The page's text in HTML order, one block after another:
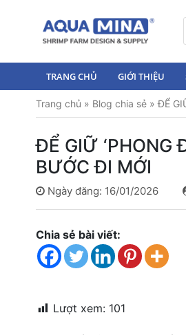
Ventek
TRANG CHỦ GIỚI THIỆU
Trang chủ » Blog chia sẻ »ĐỂ
ĐỂ GIỮ ‘PHONG
BƯỚC ĐI MỚI
Ngày đăng: 16/01/2026
Chia sẻ bài viết:
Lượt xem: 101